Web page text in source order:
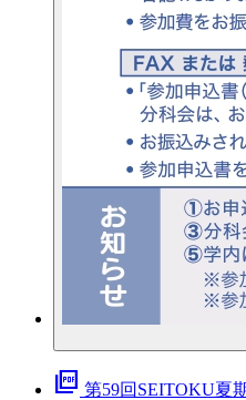
picture_as_pdf 第59回SEITOKU夏